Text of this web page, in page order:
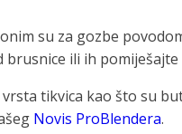
su za gozbe
brusnice ili ih
vrsta tikvica kao što su
Novis ProBlendera.